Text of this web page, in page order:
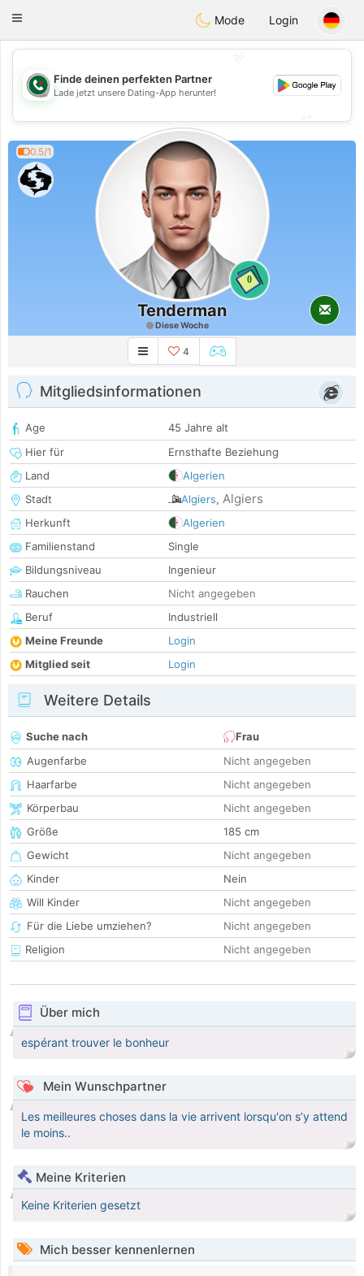
Weshrak
Toggle
Mode Login
💖
💕
Finde deinen perfekten Partner
Lade jetzt unsere Dating-App herunter!
0.5/1
0
Tenderman
Diese Woche
4
Mitgliedsinformationen
Age
45 Jahre alt
Hier für
Ernsthafte Beziehung
Land
Algerien
Stadt
Algiers, Algiers
Herkunft
Algerien
Familienstand
Single
Bildungsniveau
Ingenieur
Rauchen
Nicht angegeben
Beruf
Industriell
Meine Freunde
Login
Mitglied seit
Login
Weitere Details
Suche nach
Frau
Augenfarbe
Nicht angegeben
Haarfarbe
Nicht angegeben
Körperbau
Nicht angegeben
Größe
185 cm
Gewicht
Nicht angegeben
Kinder
Nein
Will Kinder
Nicht angegeben
Für die Liebe umziehen?
Nicht angegeben
Religion
Nicht angegeben
Über mich
espérant trouver le bonheur
Mein Wunschpartner
Les meilleures choses dans la vie arrivent lorsqu'on s’y attend
le moins..
Meine Kriterien
Keine Kriterien gesetzt
Mich besser kennenlernen